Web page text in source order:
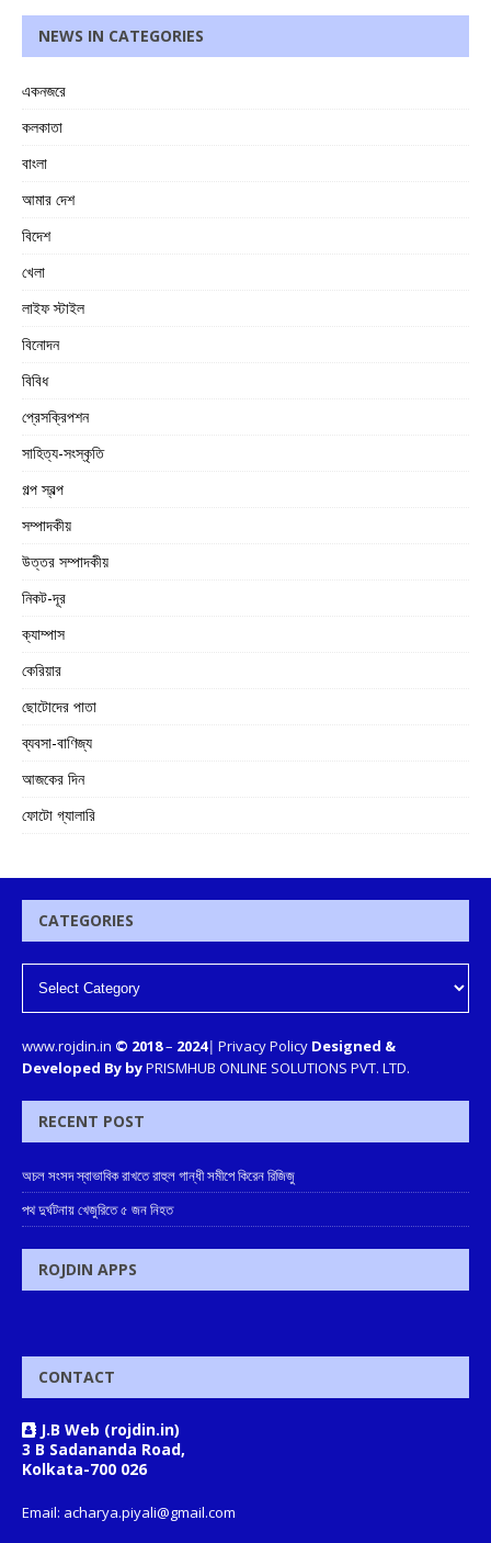
NEWS IN CATEGORIES
একনজরে
কলকাতা
বাংলা
আমার দেশ
বিদেশ
খেলা
লাইফ স্টাইল
বিনোদন
বিবিধ
প্রেসক্রিপশন
সাহিত্য-সংস্কৃতি
গল্প স্বল্প
সম্পাদকীয়
উত্তর সম্পাদকীয়
নিকট-দূর
ক্যাম্পাস
কেরিয়ার
ছোটোদের পাতা
ব্যবসা-বাণিজ্য
আজকের দিন
ফোটো গ্যালারি
CATEGORIES
www.rojdin.in © 2018– 2024| Privacy Policy Designed &
Developed By byPRISMHUB ONLINE SOLUTIONS PVT. LTD.
RECENT POST
অচল সংসদ স্বাভাবিক রাখতে রাহুল গান্ধী সমীপে কিরেন রিজিজু
পথ দুর্ঘটনায় খেজুরিতে ৫ জন নিহত
ROJDIN APPS
CONTACT
J.B Web (rojdin.in)
3 B Sadananda Road,
Kolkata-700 026
Email: acharya.piyali@gmail.com